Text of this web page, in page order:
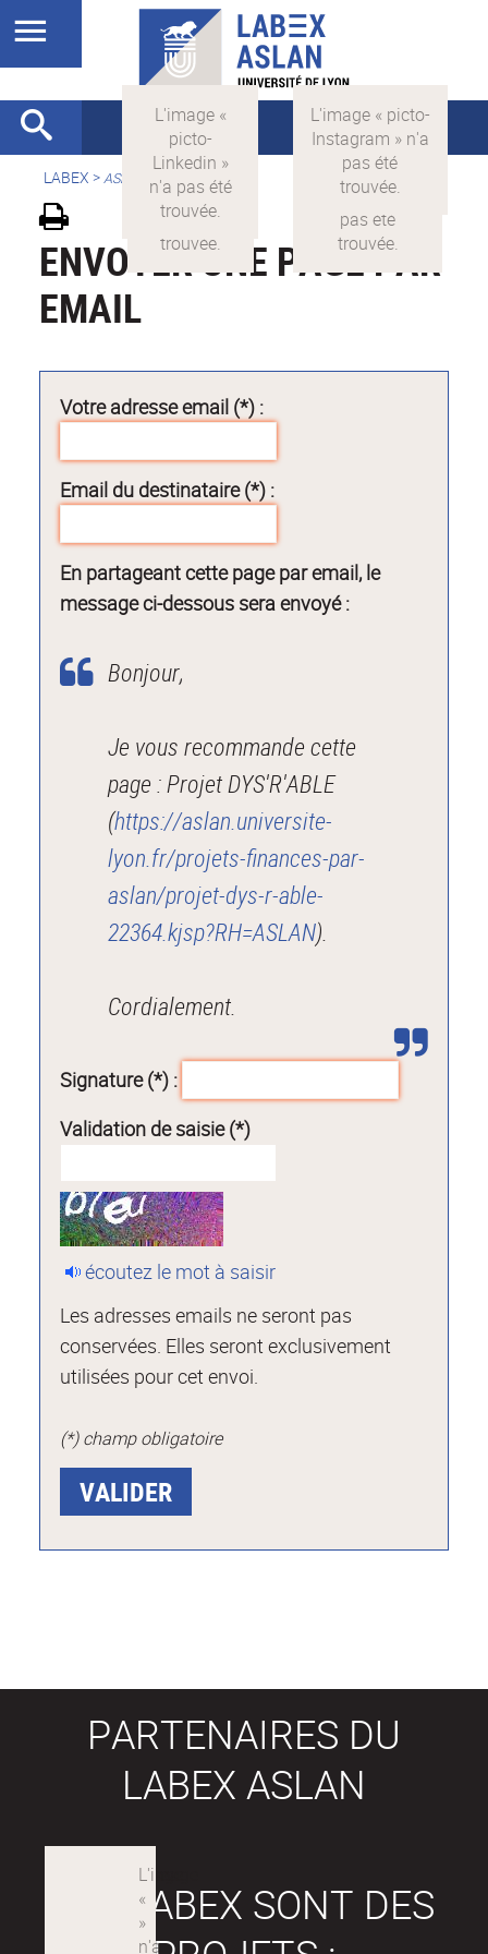
LABEX >ASLAN
ENVOYER UNE PAGE PAR
EMAIL
Votre adresse email (*) :
Email du destinataire (*) :
En partageant cette page par email, le
message ci-dessous sera envoyé :
Bonjour,
Je vous recommande cette
page : Projet DYS'R'ABLE
(https://aslan.universite-
lyon.fr/projets-finances-par-
aslan/projet-dys-r-able-
22364.kjsp?RH=ASLAN).
Cordialement.
Signature (*) :
Validation de saisie (*)
écoutez le mot à saisir
Les adresses emails ne seront pas
conservées. Elles seront exclusivement
utilisées pour cet envoi.
(*) champ obligatoire
PARTENAIRES DU
LABEX ASLAN
LES LABEX SONT DES